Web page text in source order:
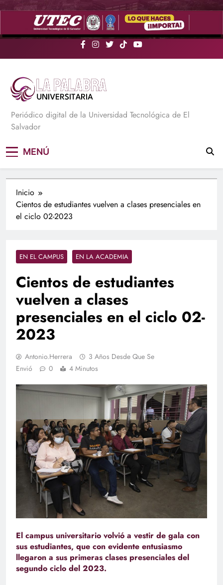
Saltar
La Palabra Universitaria
Periódico digital de la Universidad Tecnológica de El
Salvador
MENÚ
Inicio
Cientos de estudiantes vuelven a clases presenciales en
el ciclo 02-2023
EN EL CAMPUS EN LA ACADEMIA
Cientos de estudiantes
vuelven a clases
presenciales en el ciclo 02-
2023
Antonio.herrera
3 Años Desde Que Se
Envió
0 4 Minutos
El campus universitario volvió a vestir de gala con
sus estudiantes, que con evidente entusiasmo
llegaron a sus primeras clases presenciales del
segundo ciclo del 2023.